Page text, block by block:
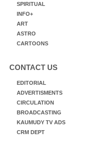
SPIRITUAL
INFO+
ART
ASTRO
CARTOONS
CONTACT US
EDITORIAL
ADVERTISMENTS
CIRCULATION
BROADCASTING
KAUMUDY TV ADS
CRM DEPT